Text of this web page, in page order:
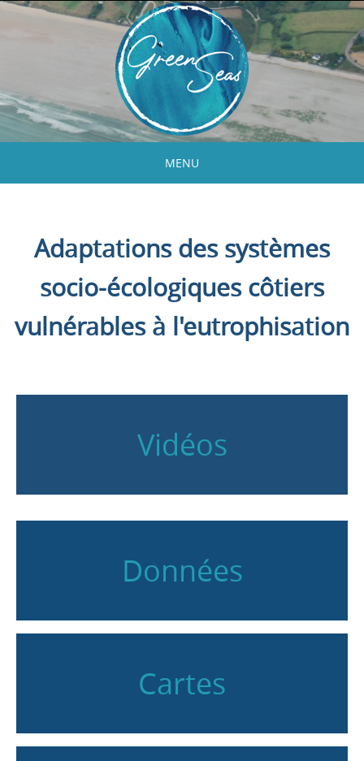
Skip
MENU
contentAdaptations des systèmes
socio-écologiques côtiers
vulnérables à l'eutrophisation
Vidéos
Données
Cartes